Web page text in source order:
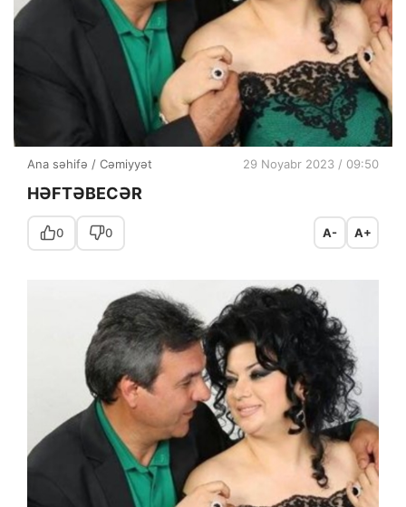
Ana səhifə / Cəmiyyət 29 Noyabr 2023 / 09:50
HƏFTƏBECƏR
0 0 A- A+